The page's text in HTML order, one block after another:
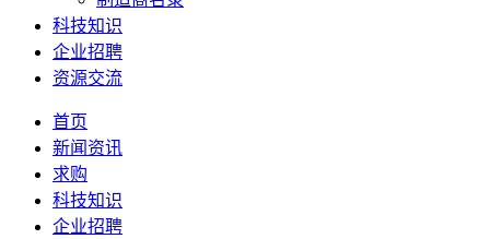
科技知识
企业招聘
资源交流
首页
新闻资讯
求购
科技知识
企业招聘